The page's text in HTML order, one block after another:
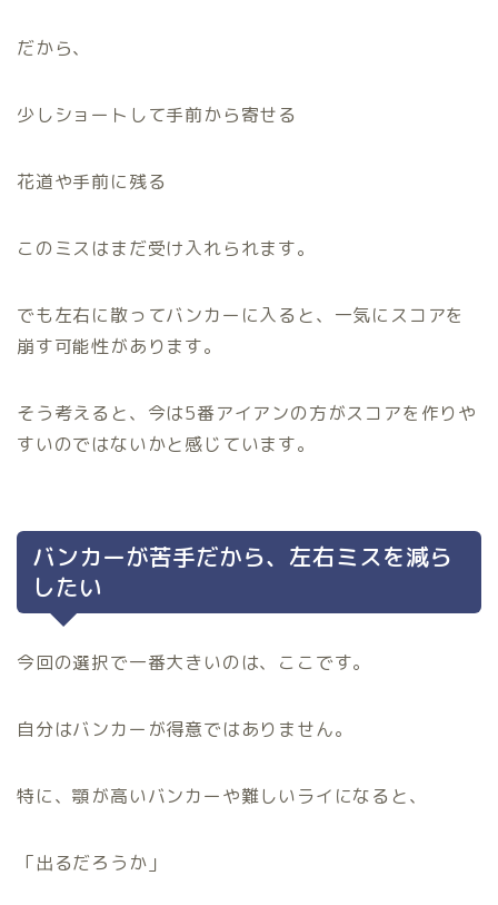
だから、
少しショートして手前から寄せる
花道や手前に残る
このミスはまだ受け入れられます。
でも左右に散ってバンカーに入ると、一気にスコアを
崩す可能性があります。
そう考えると、今は5番アイアンの方がスコアを作りや
すいのではないかと感じています。
バンカーが苦手だから、左右ミスを減ら
したい
今回の選択で一番大きいのは、ここです。
自分はバンカーが得意ではありません。
特に、顎が高いバンカーや難しいライになると、
「出るだろうか」